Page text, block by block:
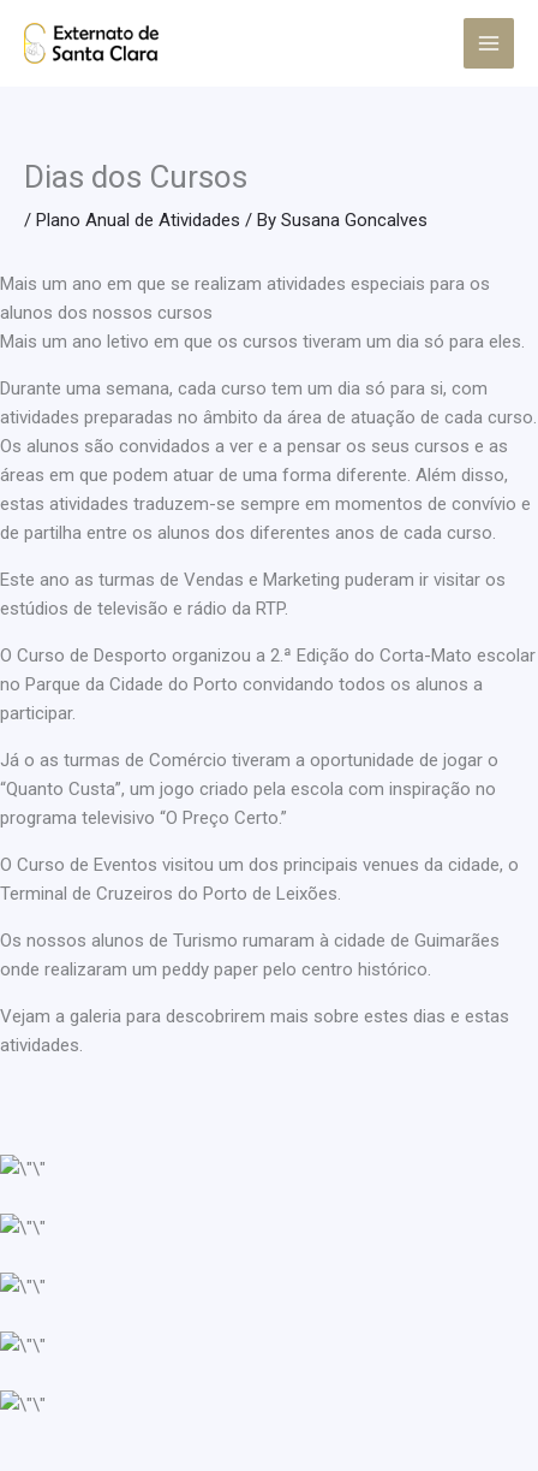
content
Main
Menu
Dias dos Cursos
/ Plano Anual de Atividades / By Susana Goncalves
Mais um ano em que se realizam atividades especiais para os
alunos dos nossos cursos
Mais um ano letivo em que os cursos tiveram um dia só para eles.
Durante uma semana, cada curso tem um dia só para si, com
atividades preparadas no âmbito da área de atuação de cada curso.
Os alunos são convidados a ver e a pensar os seus cursos e as
áreas em que podem atuar de uma forma diferente. Além disso,
estas atividades traduzem-se sempre em momentos de convívio e
de partilha entre os alunos dos diferentes anos de cada curso.
Este ano as turmas de Vendas e Marketing puderam ir visitar os
estúdios de televisão e rádio da RTP.
O Curso de Desporto organizou a 2.ª Edição do Corta-Mato escolar
no Parque da Cidade do Porto convidando todos os alunos a
participar.
Já o as turmas de Comércio tiveram a oportunidade de jogar o
“Quanto Custa”, um jogo criado pela escola com inspiração no
programa televisivo “O Preço Certo.”
O Curso de Eventos visitou um dos principais venues da cidade, o
Terminal de Cruzeiros do Porto de Leixões.
Os nossos alunos de Turismo rumaram à cidade de Guimarães
onde realizaram um peddy paper pelo centro histórico.
Vejam a galeria para descobrirem mais sobre estes dias e estas
atividades.